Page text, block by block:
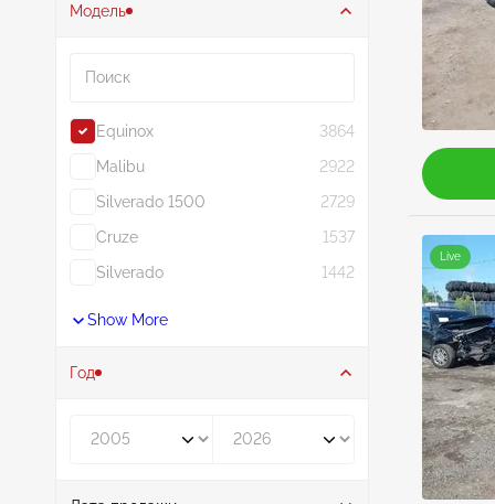
Модель
Equinox
3864
Malibu
2922
Silverado 1500
2729
Cruze
1537
Silverado
1442
Show More
Год
Live